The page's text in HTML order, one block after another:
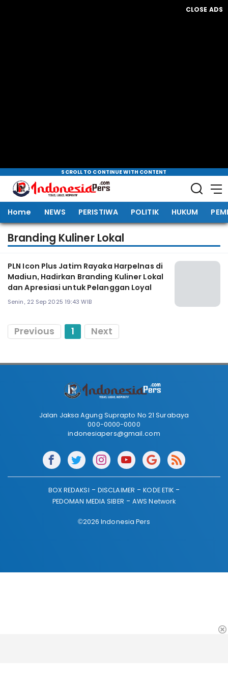
CLOSE ADS
SCROLL TO CONTINUE WITH CONTENT
Home NEWS PERISTIWA POLITIK HUKUM
Branding Kuliner Lokal
PLN Icon Plus Jatim Rayaka Harpelnas di
Madiun, Hadirkan Branding Kuliner Lokal
dan Apresiasi untuk Pelanggan Loyal
Senin, 22 Sep 2025 19:43 WIB
Previous 1 Next
Jalan Jaksa Agung Suprapto No 21 Surabaya
000-0000-0000
indonesiapers@gmail.com
BOX REDAKSI DISCLAIMER
KODE ETIK
PEDOMAN MEDIA SIBER
AWS Network
©2026 Indonesia Pers